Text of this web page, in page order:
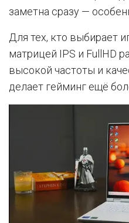
заметна сразу —
Для тех, кто выбирает
матрицей IPS и FullHD
высокой частоты и
делает гейминг ещё